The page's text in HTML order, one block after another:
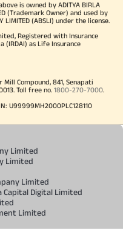
is owned by ADITYA BIRLA
(Trademark Owner) and used by
LIMITED (ABSLI) under the license.
Registered with Insurance
as Life Insurance
Compound, 841, Senapati
Toll free no. 1800-270-7000.
U99999MH2000PLC128110
Limited
Limited
Limited
Capital Digital Limited
Limited